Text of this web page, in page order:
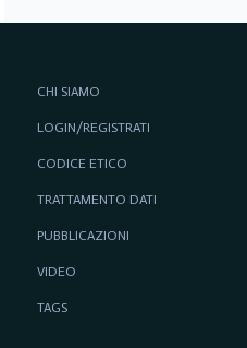
CHI SIAMO
LOGIN/REGISTRATI
CODICE ETICO
TRATTAMENTO DATI
PUBBLICAZIONI
VIDEO
TAGS